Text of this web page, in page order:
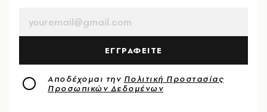
ΕΓΓΡΑΦΕΙΤΕ
Αποδέχομαι την Πολιτική Προστασίας
Προσωπικών Δεδομένων